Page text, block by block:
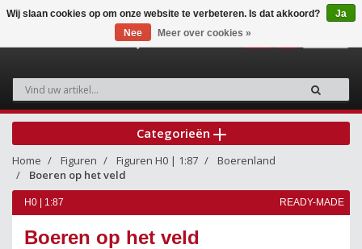
Categorieën
Home Figuren Figuren H0 | 1:87
Boerenland
Boeren op het veld
H0 | 1:87 READY-MADE
Boeren op het veld
Wij slaan cookies op om onze website te verbeteren. Is dat akkoord?
Ja
Nee
Meer over cookies »